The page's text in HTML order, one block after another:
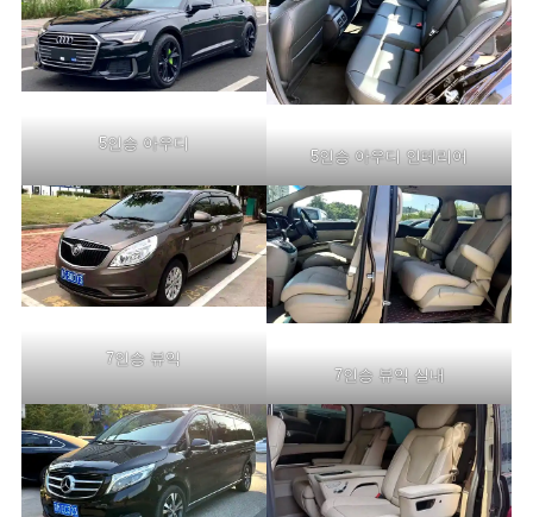
5인승 아우디
5인승 아우디 인테리어
7인승 뷰익
7인승 뷰익 실내